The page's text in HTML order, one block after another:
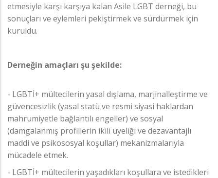
etmesiyle karşı karşıya kalan Asile LGBT derneği, bu
sonuçları ve eylemleri pekiştirmek ve sürdürmek için
kuruldu.
Derneğin amaçları şu şekilde:
- LGBTİ+ mültecilerin yasal dışlama, marjinalleştirme ve
güvencesizlik (yasal statü ve resmi siyasi haklardan
mahrumiyetle bağlantılı engeller) ve sosyal
(damgalanmış profillerin ikili üyeliği ve dezavantajlı
maddi ve psikososyal koşullar) mekanizmalarıyla
mücadele etmek.
- LGBTİ+ mültecilerin yaşadıkları koşullara ve istedikleri